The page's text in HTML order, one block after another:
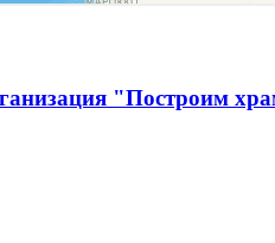
"Построим